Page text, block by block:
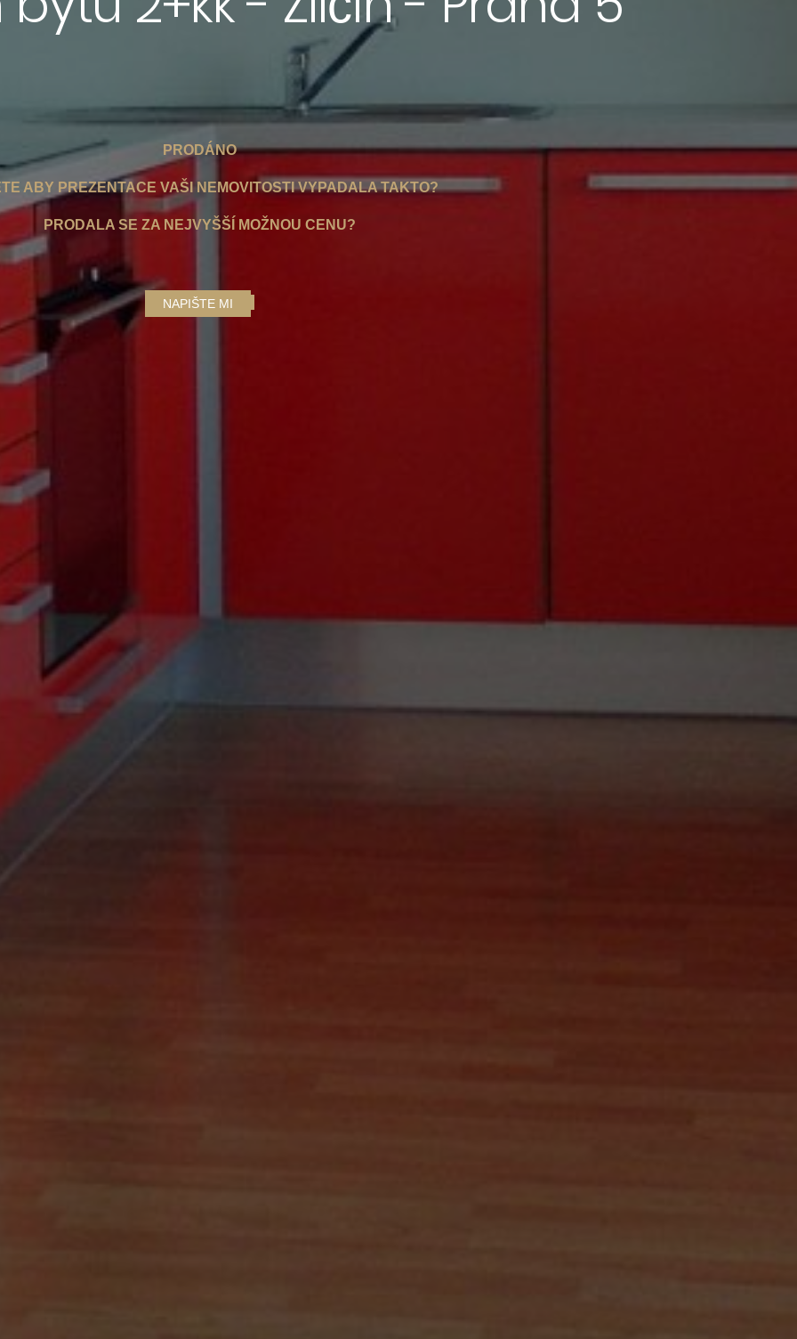
PRODÁNO
ABY PREZENTACE VAŠI NEMOVITOSTI VYPADALA TAKTO?
PRODALA S E ZA NEJVYŠŠÍ MOŽNOU CENU?
NAPIŠTE MI